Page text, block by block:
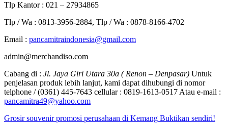
Tlp Kantor : 021 – 27934865
Tlp / Wa : 0813-3956-2884, Tlp / Wa : 0878-8166-4702
Email : pancamitraindonesia@gmail.com
admin@merchandiso.com
Cabang di : Jl. Jaya Giri Utara 30a ( Renon – Denpasar) Untuk
penjelasan produk lebih lanjut, kami dapat dihubungi di nomor
telphone / (0361) 445-7643 cellular : 0819-1613-0517 Atau e-mail :
pancamitra49@yahoo.com
Grosir souvenir promosi perusahaan di Kemang Buktikan sendiri!